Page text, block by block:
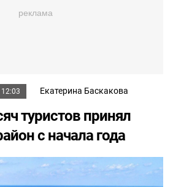
Екатерина Баскакова
туристов принял
с начала года